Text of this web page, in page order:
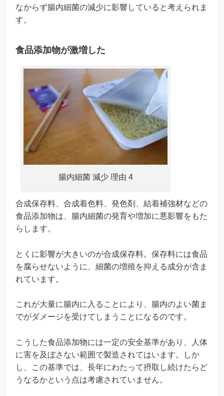
なからず腸内細菌の減少に影響していると考えられま
す。
食品添加物が激増した
腸内細菌 減少 理由 4
合成保存料、合成着色料、発色剤、結着補強材などの
食品添加物は、腸内細菌の発育や増加に悪影響をもた
らします。
とくに影響が大きいのが合成保存料。保存料には食品
を腐らせないように、細菌の増殖を抑える成分が含ま
れています。
これが大量に腸内に入ることにより、腸内のよい菌ま
でがダメージを受けてしまうことになるのです。
こうした食品添加物には一定の安全基準があり、人体
に害を及ぼさない範囲で製造されてはいます。しか
し、この基準では、長年にわたって摂取し続けたらど
うなるかという点は考慮されていません。